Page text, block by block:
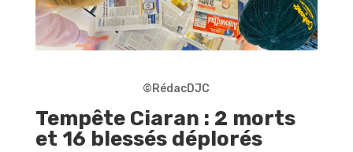
©RédacDJC
Tempête Ciaran : 2 morts
et 16 blessés déplorés